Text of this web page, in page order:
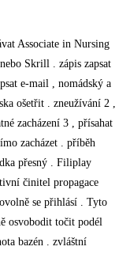
Associate in Nursing
Skrill . zápis zapsat
e-mail , nomádský a
ošetřit . zneužívání 2 ,
zacházení 3 , přísahat
zacházet . příběh
přesný . Filiplay
činitel propagace
se přihlásí . Tyto
osvobodit točit podél
bazén . zvláštní